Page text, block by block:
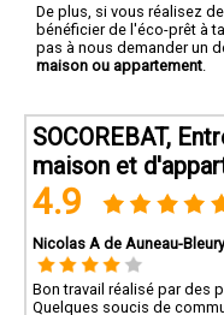
De plus, si vous réalisez
bénéficier de l'éco-prêt à
pas à nous demander un
maison ou appartement
SOCOREBAT,
maison et
4.9
Nicolas A de Auneau-
Bon travail réalisé par des
Quelques soucis de